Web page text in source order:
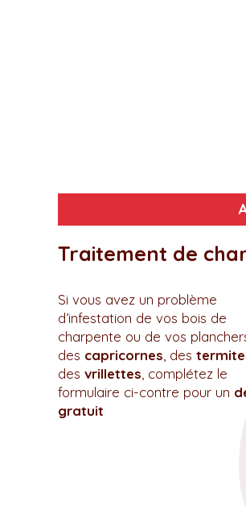
Traitement de
Si vous avez un problème
d’infestation de vos bois de
charpente ou de vos
des capricornes , des
des vrillettes , complétez le
formulaire ci-contre pour un
gratuit